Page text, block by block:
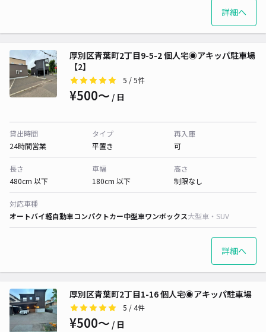
詳細へ
厚別区青葉町2丁目9-5-2 個人宅◉アキッパ駐車場
【2】
5 / 5件
¥500〜 / 日
貸出時間
24時間営業
タイプ
平置き
再入庫
可
長さ
480cm 以下
車幅
180cm 以下
高さ
制限なし
対応車種
オートバイ軽自動車コンパクトカー中型車ワンボックス大型車・SUV
詳細へ
厚別区青葉町2丁目1-16 個人宅◉アキッパ駐車場
5 / 4件
¥500〜 / 日